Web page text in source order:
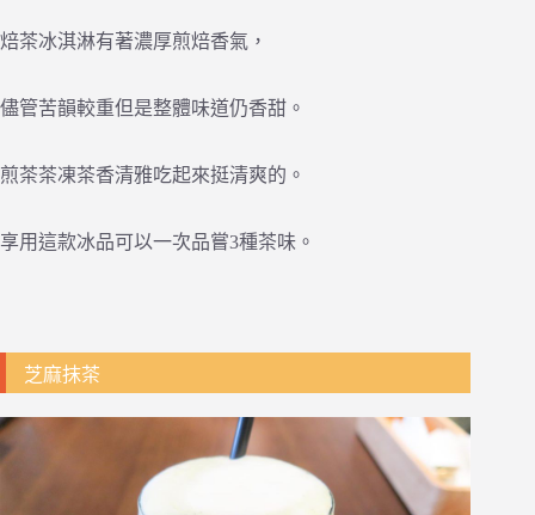
焙茶冰淇淋有著濃厚煎焙香氣，
儘管苦韻較重但是整體味道仍香甜。
煎茶茶凍茶香清雅吃起來挺清爽的。
享用這款冰品可以一次品嘗3種茶味。
芝麻抹茶